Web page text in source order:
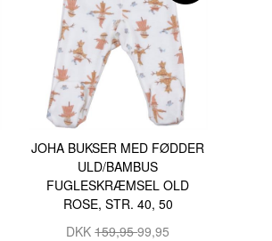
JOHA BUKSER MED FØDDER
ULD/BAMBUS
FUGLESKRÆMSEL OLD
ROSE, STR. 40, 50
DKK159,9599,95